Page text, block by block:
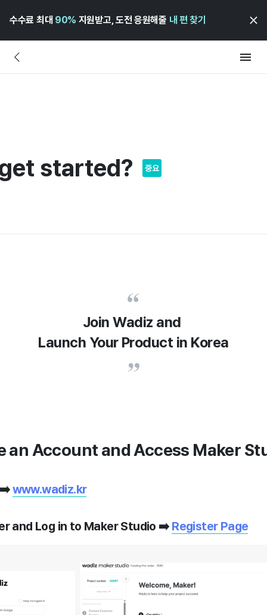
수수료 최대 90% 지원받고, 도전 응원해줄 내 편 찾기
started? 중요
Join Wadiz and
Launch Your Product in Korea
an Account and Access Maker
➡️www.wadiz.kr
and Log in to Maker Studio ➡️ Register Page